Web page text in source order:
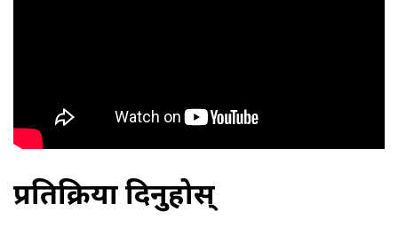
प्रतिक्रिया दिनुहोस्